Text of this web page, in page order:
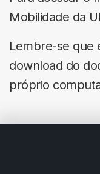
Mobilidade da
Lembre-se que
download do
próprio